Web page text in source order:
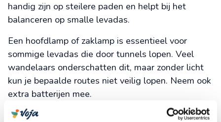
handig zijn op steilere paden en helpt bij het
balanceren op smalle levadas.
Een hoofdlamp of zaklamp is essentieel voor
sommige levadas die door tunnels lopen. Veel
wandelaars onderschatten dit, maar zonder licht
kun je bepaalde routes niet veilig lopen. Neem ook
extra batterijen mee.
Waterdichte kleding is belangrijk, omdat het weer